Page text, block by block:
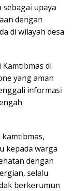
sebagai upaya
dengan
di wilayah desa
di
yang aman
informasi
kepada warga
dengan
selalu
berkerumun